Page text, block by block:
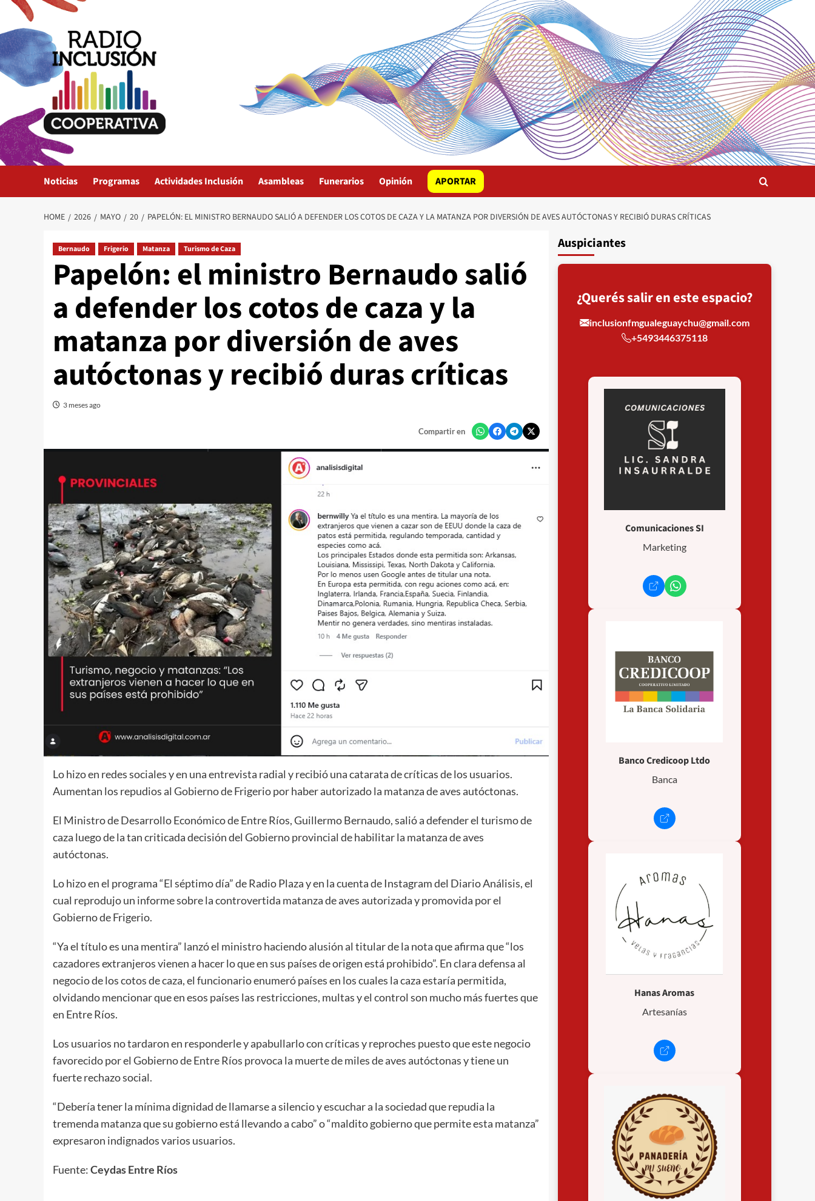
Skip
content
Noticias Programas Actividades Inclusión Asambleas Funerarios Opinión APORTAR
HOME 2026 MAYO 20 PAPELÓN: EL MINISTRO BERNAUDO SALIÓ A DEFENDER LOS COTOS DE CAZA Y LA MATANZA POR DIVERSIÓN DE AVES AUTÓCTONAS Y RECIBIÓ DURAS CRÍTICAS
Bernaudo Frigerio Matanza Turismo de Caza
Papelón: el ministro Bernaudo salió
a defender los cotos de caza y la
matanza por diversión de aves
autóctonas y recibió duras críticas
3 meses ago
Compartir en
Lo hizo en redes sociales y en una entrevista radial y recibió una catarata de críticas de los usuarios.
Aumentan los repudios al Gobierno de Frigerio por haber autorizado la matanza de aves autóctonas.
El Ministro de Desarrollo Económico de Entre Ríos, Guillermo Bernaudo, salió a defender el turismo de
caza luego de la tan criticada decisión del Gobierno provincial de habilitar la matanza de aves
autóctonas.
Lo hizo en el programa “El séptimo día” de Radio Plaza y en la cuenta de Instagram del Diario Análisis, el
cual reprodujo un informe sobre la controvertida matanza de aves autorizada y promovida por el
Gobierno de Frigerio.
“Ya el título es una mentira” lanzó el ministro haciendo alusión al titular de la nota que afirma que “los
cazadores extranjeros vienen a hacer lo que en sus países de origen está prohibido”. En clara defensa al
negocio de los cotos de caza, el funcionario enumeró países en los cuales la caza estaría permitida,
olvidando mencionar que en esos países las restricciones, multas y el control son mucho más fuertes que
en Entre Ríos.
Los usuarios no tardaron en responderle y apabullarlo con críticas y reproches puesto que este negocio
favorecido por el Gobierno de Entre Ríos provoca la muerte de miles de aves autóctonas y tiene un
fuerte rechazo social.
“Debería tener la mínima dignidad de llamarse a silencio y escuchar a la sociedad que repudia la
tremenda matanza que su gobierno está llevando a cabo” o “maldito gobierno que permite esta matanza”
expresaron indignados varios usuarios.
Fuente:Ceydas Entre Ríos
Auspiciantes
¿Querés salir en este espacio?
inclusionfmgualeguaychu@gmail.com
+5493446375118
Comunicaciones SI
Marketing
Banco Credicoop Ltdo
Banca
Hanas Aromas
Artesanías